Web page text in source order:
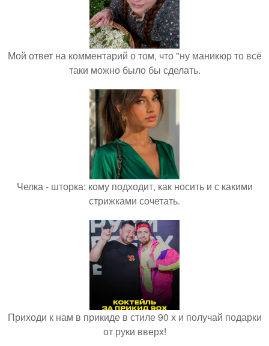
Мой ответ на комментарий о том, что "ну маникюр то всё
таки можно было бы сделать.
Челка - шторка: кому подходит, как носить и с какими
стрижками сочетать.
Приходи к нам в прикиде в стиле 90 х и получай подарки
от руки вверх!